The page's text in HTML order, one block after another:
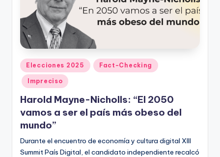
Publicado
en
Elecciones 2025 Fact-Checking
Impreciso
Harold Mayne-Nicholls: “El 2050
vamos a ser el país más obeso del
mundo”
Durante el encuentro de economía y cultura digital XIII
Summit País Digital, el candidato independiente recalcó